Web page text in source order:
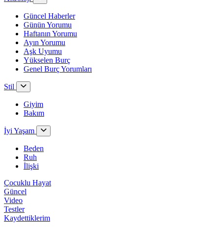
Güncel Haberler
Günün Yorumu
Haftanın Yorumu
Ayın Yorumu
Aşk Uyumu
Yükselen Burç
Genel Burç Yorumları
Stil
Giyim
Bakım
İyi Yaşam
Beden
Ruh
İlişki
Çocuklu Hayat
Güncel
Video
Testler
Kaydettiklerim